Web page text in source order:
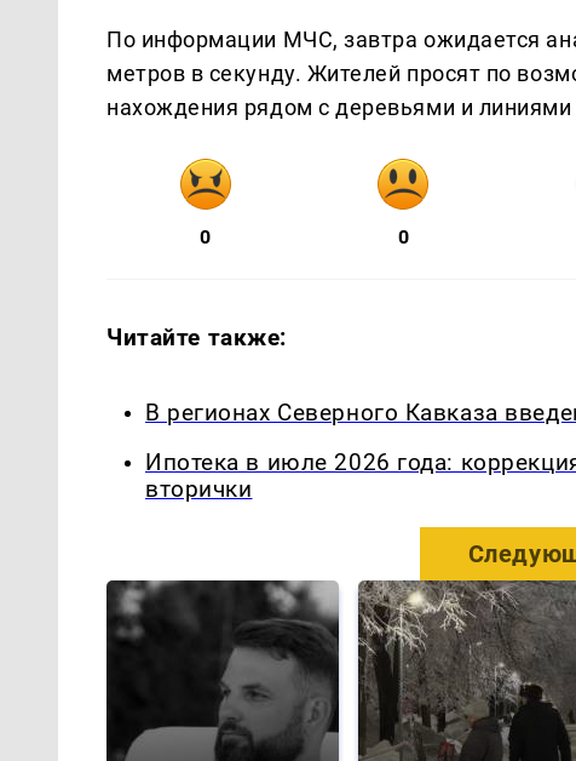
По информации МЧС, завтра ожидается
метров в секунду. Жителей просят по
нахождения рядом с деревьями и линиями
0 0
Читайте также:
В регионах Северного Кавказа
Ипотека в июле 2026 года:
вторички